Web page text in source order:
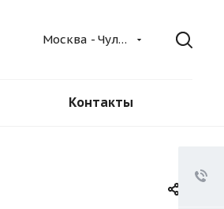
Москва - Чулково
Контакты